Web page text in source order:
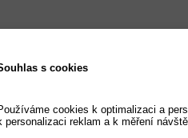
s cookies
cookies k optimalizaci a
personalizaci reklam a k měření